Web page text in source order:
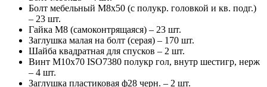
Болт мебельный М8х50 (с полукр. головкой и кв. подг.)
– 23 шт.
Гайка М8 (самоконтрящаяся) – 23 шт.
Заглушка малая на болт (серая) – 170 шт.
Шайба квадратная для спусков – 2 шт.
Винт М10х70 ISO7380 полукр гол, внутр шестигр, нерж
– 4 шт.
Заглушка пластиковая ф28 черн. – 2 шт.